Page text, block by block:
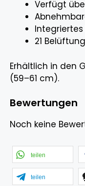
Verfügt
Integriertes
21
Erhältlich in den
(59–61 cm).
Bewertungen
Noch keine
teilen
teilen